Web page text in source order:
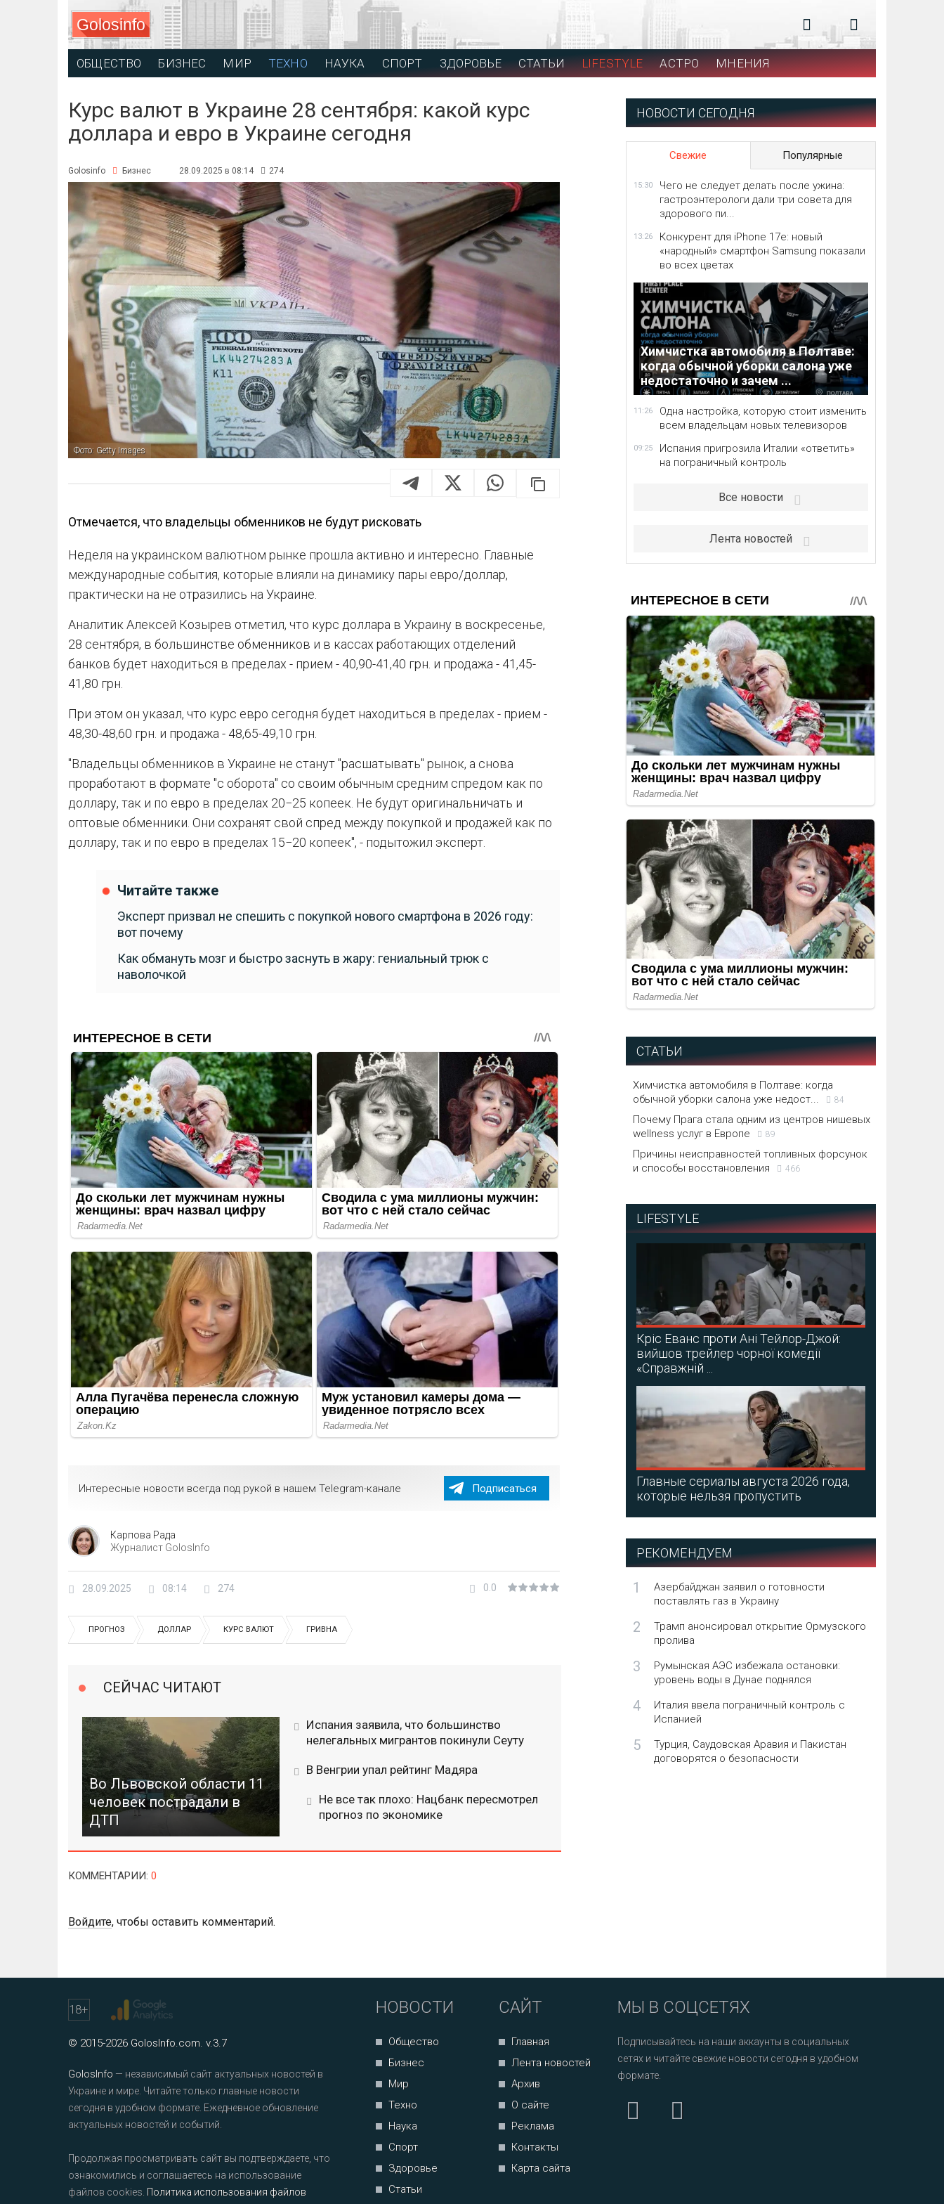
Golosinfo
ОБЩЕСТВО БИЗНЕС МИР ТЕХНО НАУКА СПОРТ ЗДОРОВЬЕ СТАТЬИ LIFESTYLE АСТРО МНЕНИЯ
Курс валют в Украине 28 сентября: какой курс
доллара и евро в Украине сегодня
Golosinfo Бизнес 28.09.2025 в 08:14 274
Фото: Getty Images
Отмечается, что владельцы обменников не будут рисковать
Неделя на украинском валютном рынке прошла активно и интересно. Главные
международные события, которые влияли на динамику пары евро/доллар,
практически на не отразились на Украине.
Аналитик Алексей Козырев отметил, что курс доллара в Украину в воскресенье,
28 сентября, в большинстве обменников и в кассах работающих отделений
банков будет находиться в пределах - прием - 40,90-41,40 грн. и продажа - 41,45-
41,80 грн.
При этом он указал, что курс евро сегодня будет находиться в пределах - прием -
48,30-48,60 грн. и продажа - 48,65-49,10 грн.
"Владельцы обменников в Украине не станут "расшатывать" рынок, а снова
проработают в формате "с оборота" со своим обычным средним спредом как по
доллару, так и по евро в пределах 20−25 копеек. Не будут оригинальничать и
оптовые обменники. Они сохранят свой спред между покупкой и продажей как по
доллару, так и по евро в пределах 15−20 копеек", - подытожил эксперт.
Читайте также
Эксперт призвал не спешить с покупкой нового смартфона в 2026 году:
вот почему
Как обмануть мозг и быстро заснуть в жару: гениальный трюк с
наволочкой
Интересные новости всегда под рукой в нашем Telegram-канале Подписаться
Карпова Рада
Журналист GolosInfo
28.09.2025 08:14 274 0.0
ПРОГНОЗ ДОЛЛАР КУРС ВАЛЮТ ГРИВНА
СЕЙЧАС ЧИТАЮТ
Во Львовской области 11
человек пострадали в
ДТП
Испания заявила, что большинство
нелегальных мигрантов покинули Сеуту
В Венгрии упал рейтинг Мадяра
Не все так плохо: Нацбанк пересмотрел
прогноз по экономике
КОММЕНТАРИИ: 0
Войдите, чтобы оставить комментарий.
НОВОСТИ СЕГОДНЯ
Свежие Популярные
15:30
Чего не следует делать после ужина:
гастроэнтерологи дали три совета для
здорового пи...
13:26
Конкурент для iPhone 17e: новый
«народный» смартфон Samsung показали
во всех цветах
Химчистка автомобиля в Полтаве:
когда обычной уборки салона уже
недостаточно и зачем ...
11:26
Одна настройка, которую стоит изменить
всем владельцам новых телевизоров
09:25
Испания пригрозила Италии «ответить»
на пограничный контроль
Все новости
Лента новостей
СТАТЬИ
Химчистка автомобиля в Полтаве: когда
обычной уборки салона уже недост...
84
Почему Прага стала одним из центров нишевых
wellness услуг в Европе
89
Причины неисправностей топливных форсунок
и способы восстановления
466
LIFESTYLE
Кріс Еванс проти Ані Тейлор-Джой:
вийшов трейлер чорної комедії
«Справжній ...
Главные сериалы августа 2026 года,
которые нельзя пропустить
РЕКОМЕНДУЕМ
1
Азербайджан заявил о готовности
поставлять газ в Украину
2
Трамп анонсировал открытие Ормузского
пролива
3
Румынская АЭС избежала остановки:
уровень воды в Дунае поднялся
4
Италия ввела пограничный контроль с
Испанией
5
Турция, Саудовская Аравия и Пакистан
договорятся о безопасности
18+
© 2015-2026 GolosInfo.com. v.3.7
GolosInfo — независимый сайт актуальных новостей в
Украине и мире. Читайте только главные новости
сегодня в удобном формате. Ежедневное обновление
актуальных новостей и событий.
Продолжая просматривать сайт вы подтверждаете, что
ознакомились и соглашаетесь на использование
файлов cookies. Политика использования файлов
НОВОСТИ
Общество
Бизнес
Мир
Техно
Наука
Спорт
Здоровье
Статьи
САЙТ
Главная
Лента новостей
Архив
О сайте
Реклама
Контакты
Карта сайта
МЫ В СОЦСЕТЯХ
Подписывайтесь на наши аккаунты в социальных
сетях и читайте свежие новости сегодня в удобном
формате.